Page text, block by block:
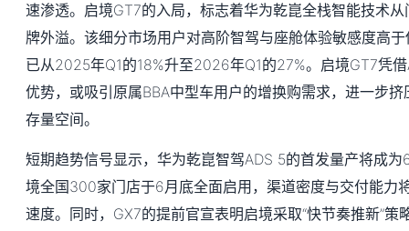
速渗透。启境GT7的入局，标志着华为乾崑全栈智能技术
牌外溢。该细分市场用户对高阶智驾与座舱体验敏感度高
已从2025年Q1的18%升至2026年Q1的27%。启境GT7凭
优势，或吸引原属BBA中型车用户的增换购需求，进一步
存量空间。
短期趋势信号显示，华为乾崑智驾ADS 5的首发量产将成
境全国300家门店于6月底全面启用，渠道密度与交付能力
速度。同时，GX7的提前官宣表明启境采取“快节奏推新”